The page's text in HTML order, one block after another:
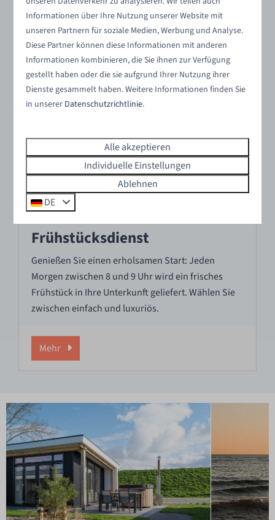
Aufenthalt nachhaltig und genießen Sie einen
unbeschwerten Aufenthalt.
0,75 € pro kWh | 0,50 € pro Ladevorgang
Frühstücksdienst
Genießen Sie einen erholsamen Start: Jeden
Morgen zwischen 8 und 9 Uhr wird ein frisches
Frühstück in Ihre Unterkunft geliefert. Wählen Sie
zwischen einfach und luxuriös.
Mehr
Informationen über Ihre Nutzung unserer Website mit
unseren Partnern für soziale Medien, Werbung und Analyse.
Diese Partner können diese Informationen mit anderen
Informationen kombinieren, die Sie ihnen zur Verfügung
gestellt haben oder die sie aufgrund Ihrer Nutzung ihrer
Dienste gesammelt haben. Weitere Informationen finden Sie
in unserer Datenschutzrichtlinie.
Alle akzeptieren
Individuelle Einstellungen
Ablehnen
DE